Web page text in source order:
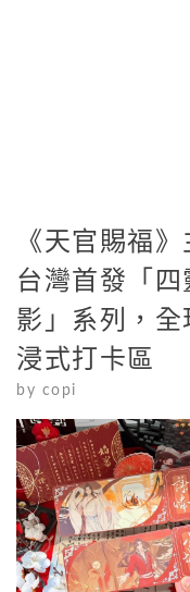
《天官賜福
台灣首發「
影」系列，全
浸式打卡區
by copi